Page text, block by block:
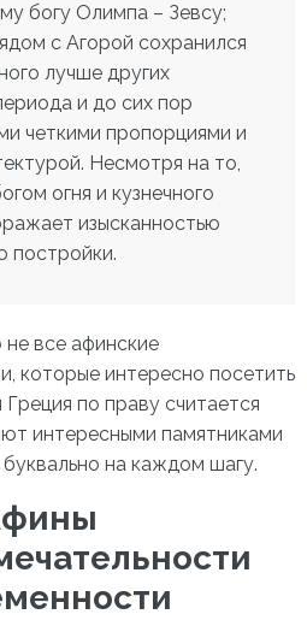
богу Олимпа – Зевсу;
с Агорой сохранился
лучше других
и до сих пор
четкими пропорциями и
Несмотря на то,
огня и кузнечного
изысканностью
постройки.
не все афинские
которые интересно посетить
по праву считается
интересными памятниками
на каждом шагу.